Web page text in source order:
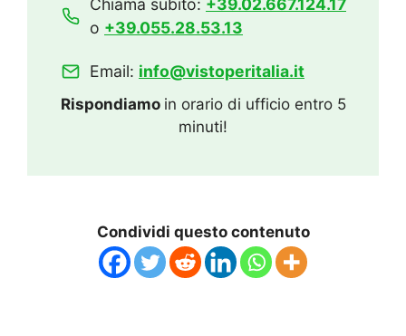
o +39.055.28.53.13
Email: info@vistoperitalia.it
Rispondiamo in orario di ufficio entro 5
minuti!
Condividi questo contenuto